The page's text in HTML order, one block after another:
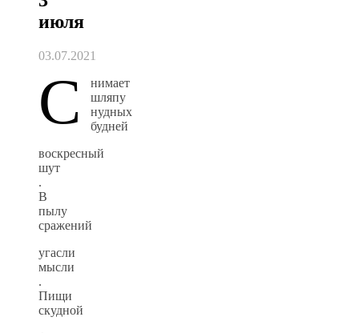
июля
03.07.2021
С
нимает
шляпу
нудных
будней
воскресный
шут
.
В
пылу
сражений
угасли
мысли
.
Пищи
скудной